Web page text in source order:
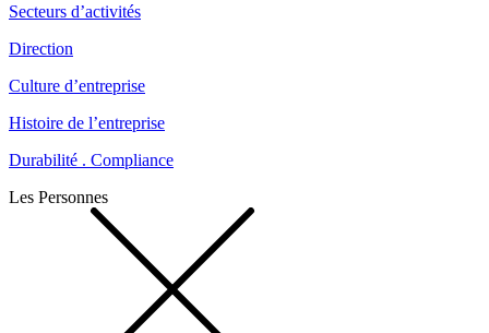
Secteurs d’activités
Direction
Culture d’entreprise
Histoire de l’entreprise
Durabilité . Compliance
Les Personnes